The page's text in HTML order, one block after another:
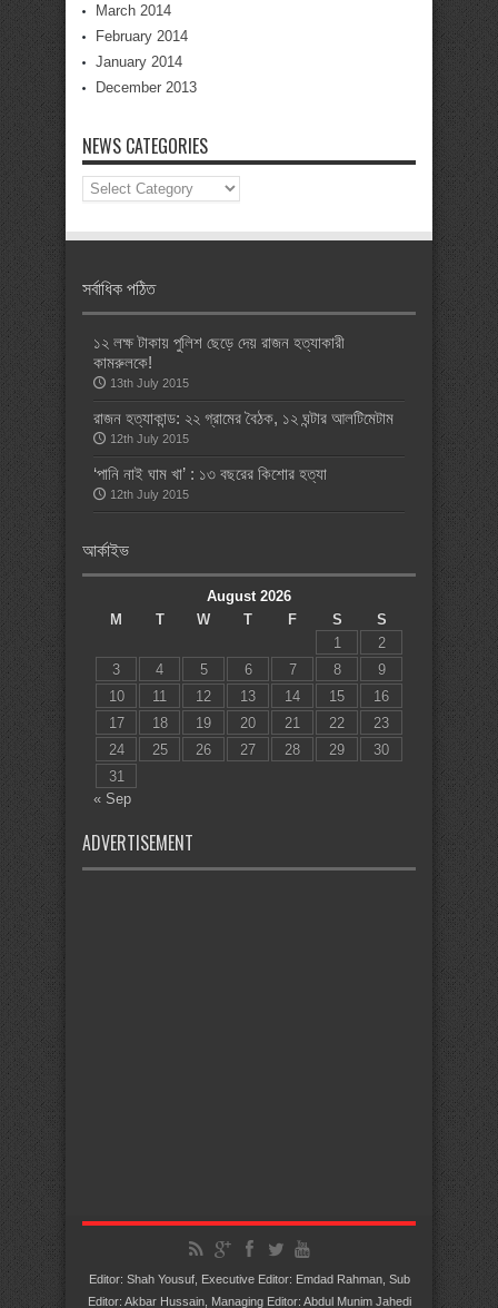
March 2014
February 2014
January 2014
December 2013
NEWS CATEGORIES
News
Categories
সর্বাধিক পঠিত
১২ লক্ষ টাকায় পুলিশ ছেড়ে দেয় রাজন হত্যাকারী
কামরুলকে!
13th July 2015
রাজন হত্যাকান্ড: ২২ গ্রামের বৈঠক, ১২ ঘন্টার আলটিমেটাম
12th July 2015
‘পানি নাই ঘাম খা’ : ১৩ বছরের কিশোর হত্যা
12th July 2015
আর্কাইভ
August 2026
M
T W T F S
S
1
2
3
4 5 6 7 8
9
10
11 12 13 14 15
16
17
18 19 20 21 22
23
24
25 26 27 28 29
30
31
« Sep
ADVERTISEMENT
Editor: Shah Yousuf, Executive Editor: Emdad Rahman, Sub
Editor: Akbar Hussain, Managing Editor: Abdul Munim Jahedi